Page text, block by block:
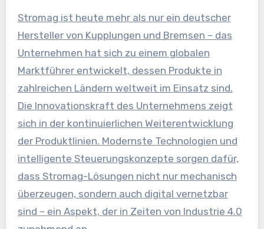
Stromag ist heute mehr als nur ein deutscher
Hersteller von Kupplungen und Bremsen – das
Unternehmen hat sich zu einem globalen
Marktführer entwickelt, dessen Produkte in
zahlreichen Ländern weltweit im Einsatz sind.
Die Innovationskraft des Unternehmens zeigt
sich in der kontinuierlichen Weiterentwicklung
der Produktlinien. Modernste Technologien und
intelligente Steuerungskonzepte sorgen dafür,
dass Stromag-Lösungen nicht nur mechanisch
überzeugen, sondern auch digital vernetzbar
sind – ein Aspekt, der in Zeiten von Industrie 4.0